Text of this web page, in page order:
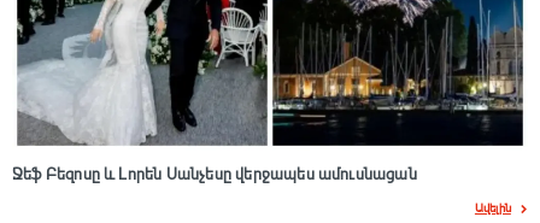
Ջեֆ Բեզոսը և Լորեն Սանչեսը վերջապես ամուսնացան
Ավելին